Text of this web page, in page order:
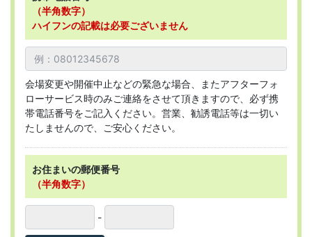
（半角数字）
ハイフンの記載は必要ございません
会場変更や開催中止などの緊急な場合、またアフターフォ
ローサービス時のみご連絡をさせて頂きますので、必ず携
帯電話番号をご記入ください。営業、勧誘電話等は一切い
たしませんので、ご安心ください。
お住まいの郵便番号
（半角数字）
-